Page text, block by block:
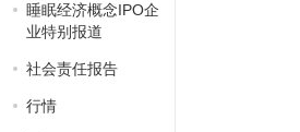
睡眠经济概念IPO企
业特别报道
社会责任报告
行情